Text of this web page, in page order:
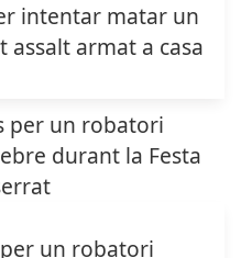
intentar matar un
armat a casa
un robatori